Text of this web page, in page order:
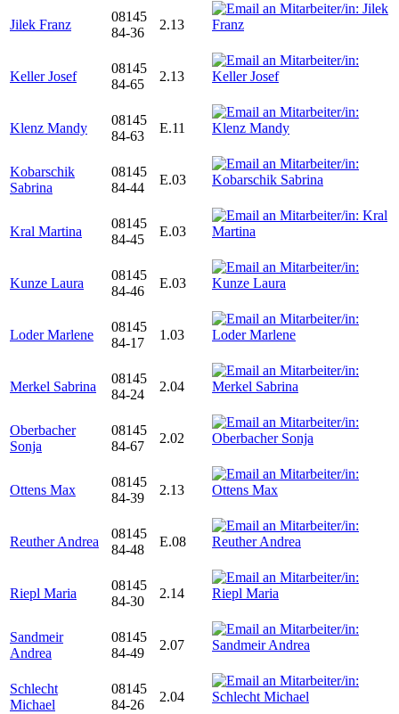
Jilek Franz
08145
84-36
2.13
Keller Josef
08145
84-65
2.13
Klenz Mandy
08145
84-63
E.11
Kobarschik
Sabrina
08145
84-44
E.03
Kral Martina
08145
84-45
E.03
Kunze Laura
08145
84-46
E.03
Loder Marlene
08145
84-17
1.03
Merkel Sabrina
08145
84-24
2.04
Oberbacher
Sonja
08145
84-67
2.02
Ottens Max
08145
84-39
2.13
Reuther Andrea
08145
84-48
E.08
Riepl Maria
08145
84-30
2.14
Sandmeir
Andrea
08145
84-49
2.07
Schlecht
Michael
08145
84-26
2.04